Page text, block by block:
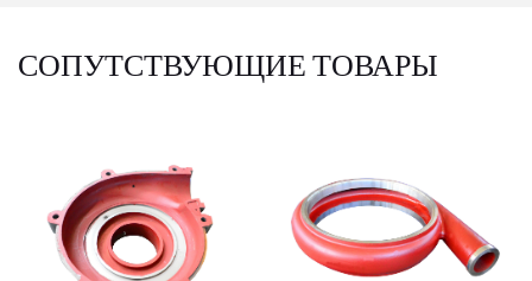
СОПУТСТВУЮЩИЕ ТОВАРЫ